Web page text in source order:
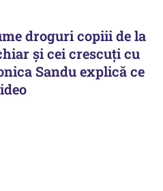
droguri copiii de la
și cei crescuți cu
Sandu explică ce